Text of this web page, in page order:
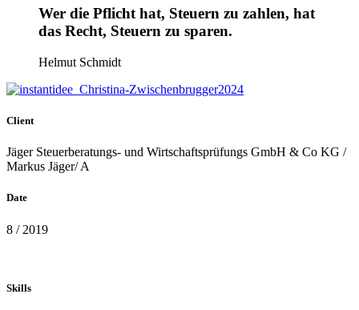
Wer die Pflicht hat, Steuern zu zahlen, hat
das Recht, Steuern zu sparen.
Helmut Schmidt
Client
Jäger Steuerberatungs- und Wirtschaftsprüfungs GmbH & Co KG /
Markus Jäger/ A
Date
8 / 2019
Skills